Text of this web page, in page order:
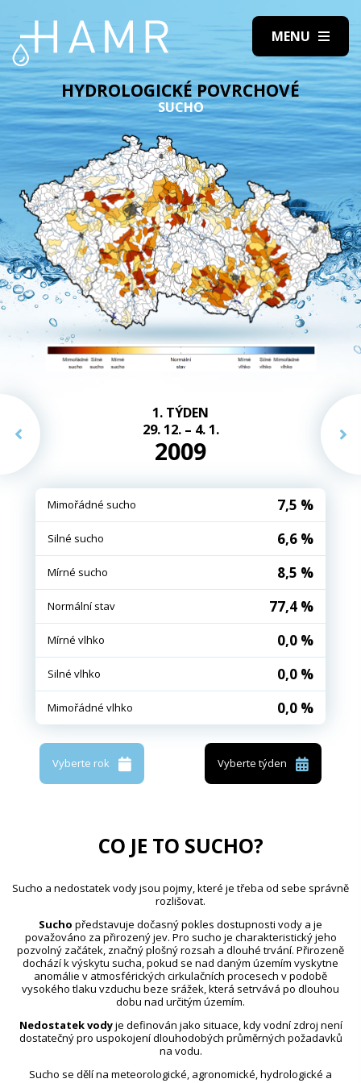
HYDROLOGICKÉ POVRCHOVÉ
SUCHO
1. TÝDEN
29. 12. – 4. 1.
2009
Mimořádné sucho 7,5 %
Silné sucho 6,6 %
Mírné sucho 8,5 %
Normální stav 77,4 %
Mírné vlhko 0,0 %
Silné vlhko 0,0 %
Mimořádné vlhko 0,0 %
Vyberte rok Vyberte týden
CO JE TO SUCHO?
Sucho a nedostatek vody jsou pojmy, které je třeba od sebe správně
rozlišovat.
Sucho představuje dočasný pokles dostupnosti vody a je
považováno za přirozený jev. Pro sucho je charakteristický jeho
pozvolný začátek, značný plošný rozsah a dlouhé trvání. Přirozeně
dochází k výskytu sucha, pokud se nad daným územím vyskytne
anomálie v atmosférických cirkulačních procesech v podobě
vysokého tlaku vzduchu beze srážek, která setrvává po dlouhou
dobu nad určitým územím.
Nedostatek vodyje definován jako situace, kdy vodní zdroj není
dostatečný pro uspokojení dlouhodobých průměrných požadavků
na vodu.
Sucho se dělí na meteorologické, agronomické, hydrologické a